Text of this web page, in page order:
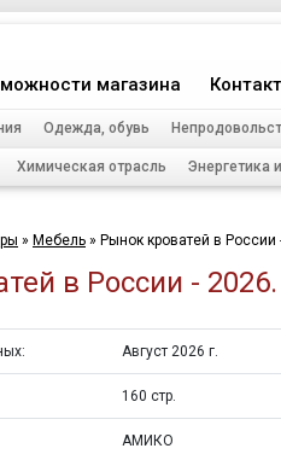
магазина
Одежда, обувь
Химическая отрасль Энергетика
» Мебель » Рынок кроватей в
в России -
Август 2026 г.
160 стр.
АМИКО